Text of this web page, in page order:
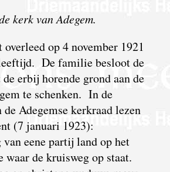
kerk van Adegem.
op 4 november 1921
De familie besloot de
erbij horende grond aan de
te schenken. In de
de Adegemse kerkraad lezen
(7 januari 1923):
eene partij land op het
waar de kruisweg op staat.